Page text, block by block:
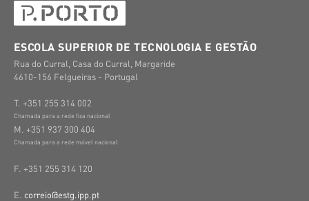
ESCOLA SUPERIOR DE TECNOLOGIA E GESTÃO
Rua do Curral, Casa do Curral, Margaride
4610-156 Felgueiras - Portugal
T. +351 255 314 002
Chamada para a rede fixa nacional
M. +351 937 300 404
Chamada para a rede móvel nacional
F. +351 255 314 120
E. correio@estg.ipp.pt